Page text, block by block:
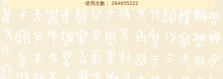
使用次數： 294655222